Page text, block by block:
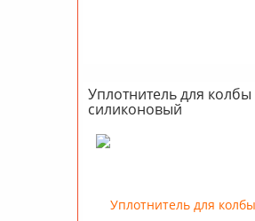
Уплотнитель для колбы
силиконовый